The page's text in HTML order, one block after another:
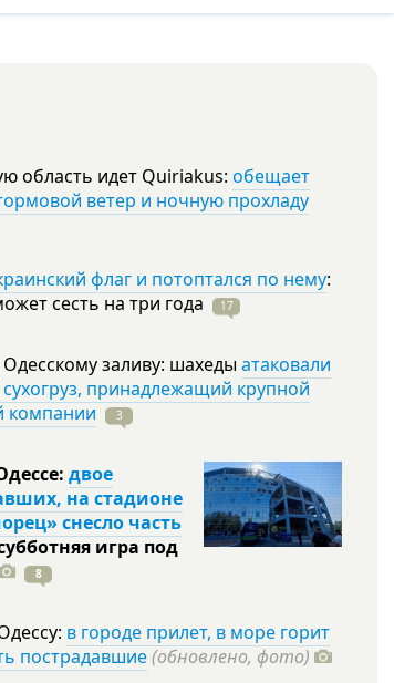
область идет Quiriakus: обещает
ветер и ночную прохладу
флаг и потоптался по нему:
сесть на три года 17
заливу: шахеды атаковали
принадлежащий крупной
компании
3
двое
на стадионе
снесло часть
игра под
8
в городе прилет, в море горит
пострадавшие(обновлено, фото)